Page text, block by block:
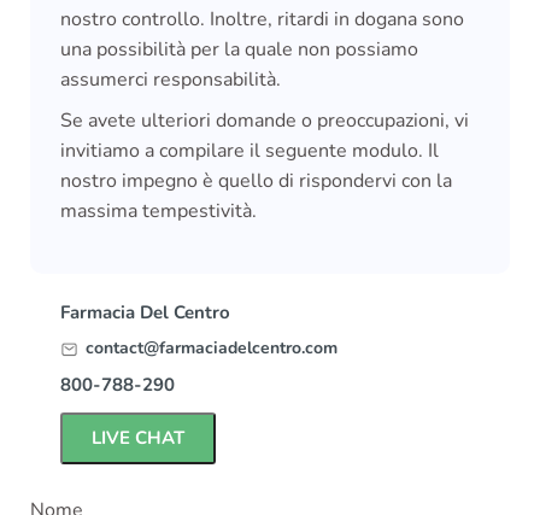
nostro controllo. Inoltre, ritardi in dogana sono
una possibilità per la quale non possiamo
assumerci responsabilità.
Se avete ulteriori domande o preoccupazioni, vi
invitiamo a compilare il seguente modulo. Il
nostro impegno è quello di rispondervi con la
massima tempestività.
Farmacia Del Centro
contact@farmaciadelcentro.com
800-788-290
LIVE CHAT